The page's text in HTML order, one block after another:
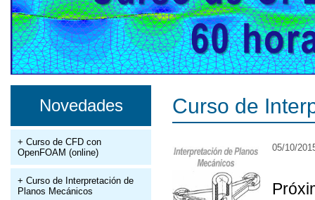
Novedades
+ Curso de CFD con
OpenFOAM (online)
+ Curso de Interpretación de
Planos Mecánicos
Curso de
05/10/